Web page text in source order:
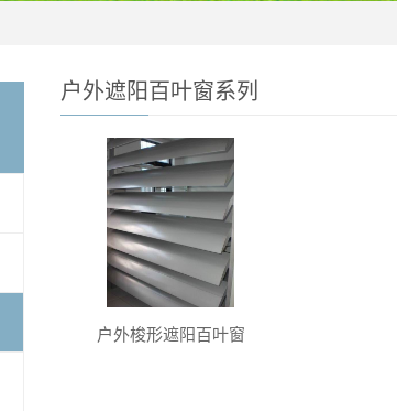
户外遮阳百叶窗系列
户外梭形遮阳百叶窗